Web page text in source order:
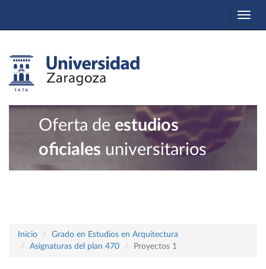
Oferta de estudios
oficiales universitarios
Inicio
Grado en Estudios en Arquitectura
Asignaturas del plan 470
Proyectos 1